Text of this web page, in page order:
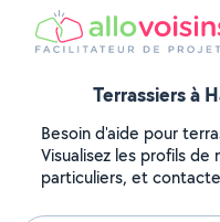
Terrassiers à
Besoin d'aide pour
Visualisez les profils
particuliers, et